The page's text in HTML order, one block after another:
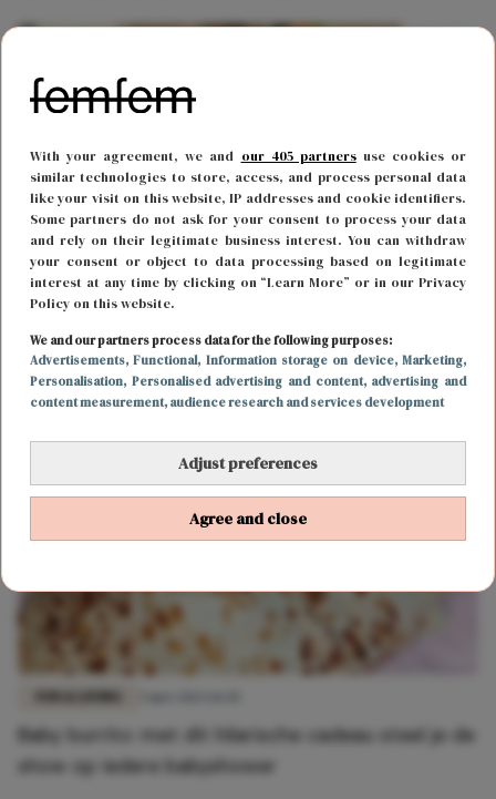
With your agreement, we and our 405 partnersuse cookies or
similar technologies to store, access, and process personal data
like your visit on this website, IP addresses and cookie identifiers.
Some partners do not ask for your consent to process your data
and rely on their legitimate business interest. You can withdraw
your consent or object to data processing based on legitimate
interest at any time by clicking on “Learn More” or in our Privacy
Policy on this website.
We and our partners process data for the following purposes:
Advertisements, Functional, Information storage on device, Marketing,
Personalisation, Personalised advertising and content, advertising and
content measurement, audience research and services development
Adjust preferences
Agree and close
FUN & LIVING 9 mei 2023 15:18
Deze prachtige roze bordenset van Action is
perfect voor Moederdag
Baby burrito: met dit hilarische cadeau steel je de
show op iedere babyshower